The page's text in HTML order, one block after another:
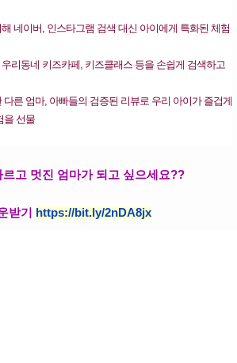
네이버, 인스타그램 검색 대신 아이에게 특화된 체험
리동네 키즈카페, 키즈클래스 등을 손쉽게 검색하고
른 엄마, 아빠들의 검증된 리뷰로 우리 아이가 즐겁게
을 선물
고 멋진 엄마가 되고 싶으세요??
받기 https://bit.ly/2nDA8jx